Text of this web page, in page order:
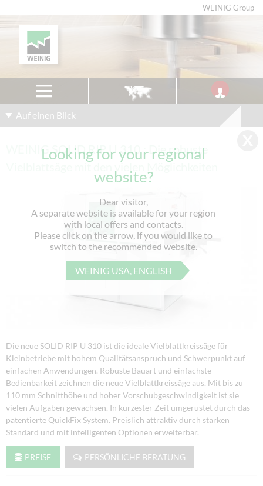
WEINIG Group
Looking for your regional
website?
Dear visitor,
A separate website is available for your region
with local offers and contacts.
Please click on the arrow, if you would like to
switch to the recommended website.
WEINIG USA, ENGLISH
Auf einen Blick
WEINIG SOLID RIP U 310 : Die robuste
Vielblattsäge mit den vielen Möglichkeiten
Die neue SOLID RIP U 310 ist die ideale Vielblattkreissäge für
Kleinbetriebe mit hohem Qualitätsanspruch und Schwerpunkt auf
einfachen Anwendungen. Robuste Bauart und einfachste
Bedienbarkeit zeichnen die neue Vielblattkreissäge aus. Mit bis zu
110 mm Schnitthöhe und hoher Vorschubgeschwindigkeit ist sie
vielen Aufgaben gewachsen. In kürzester Zeit umgerüstet durch das
patentierte QuickFix System. Preislich attraktiv durch starken
Standard und mit intelligenten Optionen erweiterbar.
PREISE PERSÖNLICHE BERATUNG